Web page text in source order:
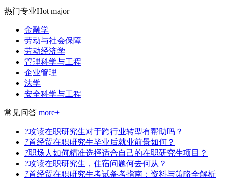
热门专业Hot major
金融学
劳动与社会保障
劳动经济学
管理科学与工程
企业管理
法学
安全科学与工程
常见问答 more+
?攻读在职研究生对于跨行业转型有帮助吗？
?首经贸在职研究生毕业后就业前景如何？
?职场人如何精准选择适合自己的在职研究生项目？
?攻读在职研究生，住宿问题何去何从？
?首经贸在职研究生考试备考指南：资料与策略全解析